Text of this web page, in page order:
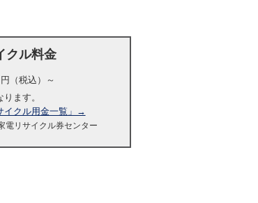
クル料金
（税込）～
ます。
イクル用金一覧」→
電リサイクル券センター